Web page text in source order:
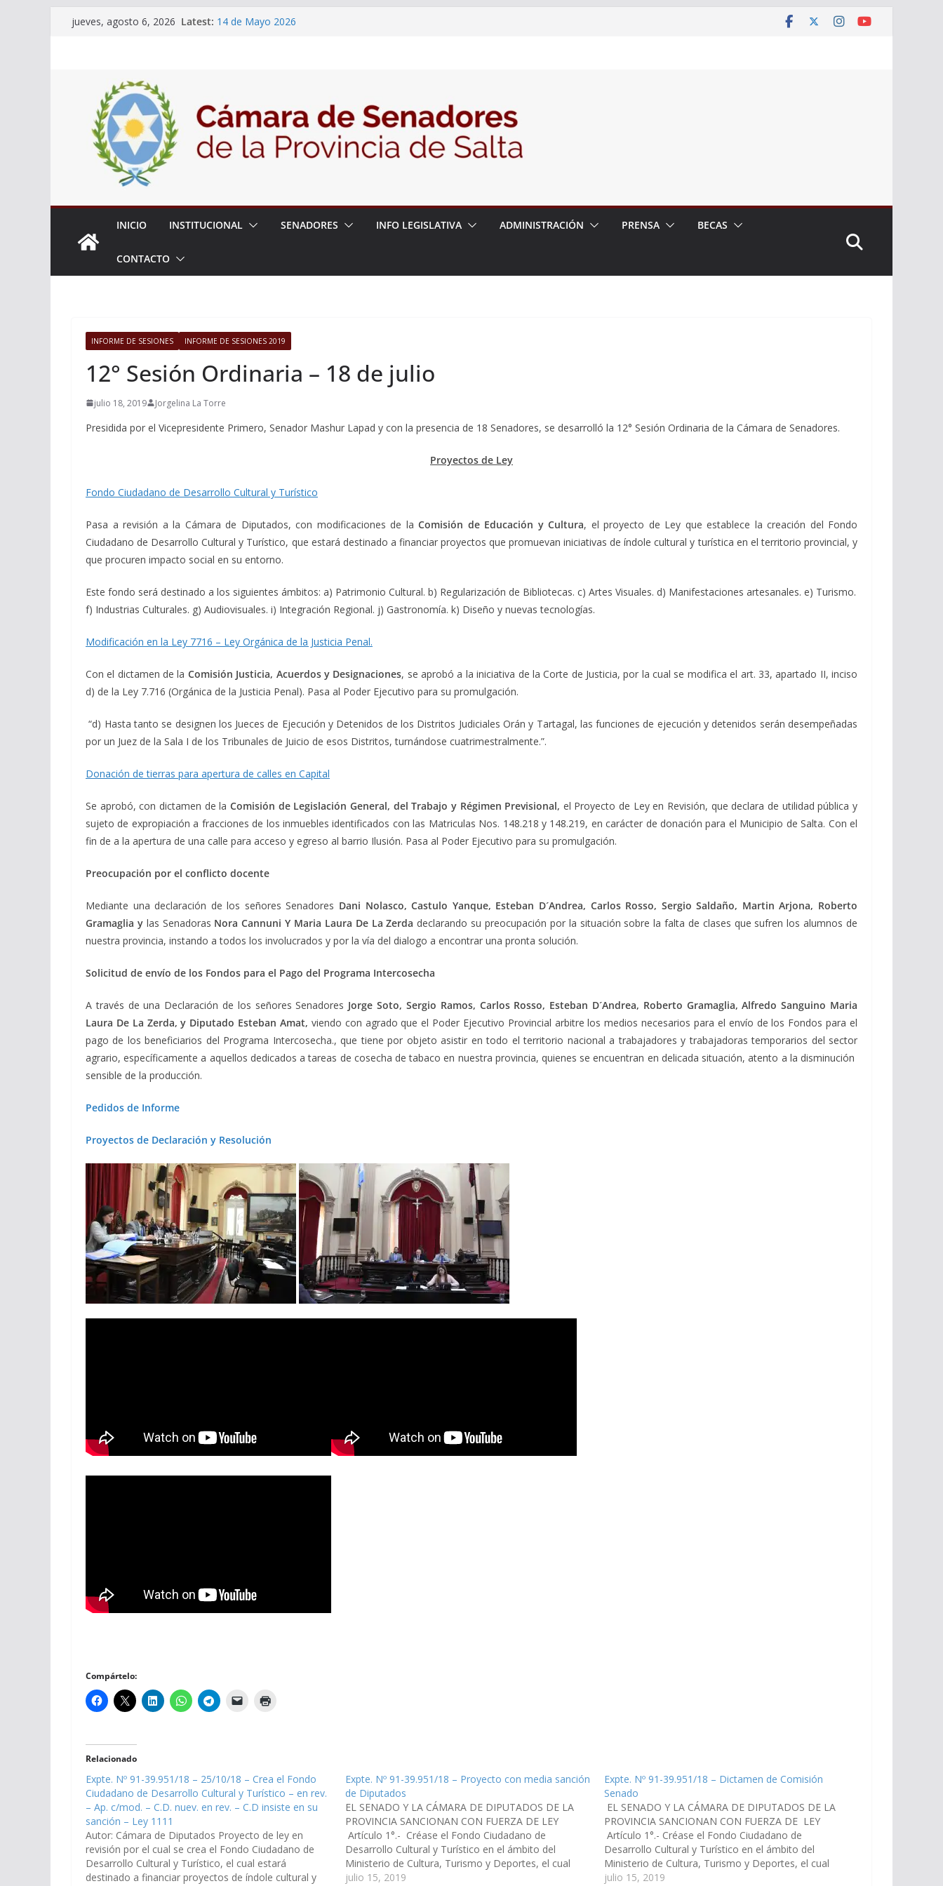
jueves, agosto 6, 2026 Latest: 14 de Mayo 2026
Adjudicacion Simple N° 27/26
INICIO INSTITUCIONAL SENADORES INFO LEGISLATIVA ADMINISTRACIÓN PRENSA BECAS
CONTACTO
INFORME DE SESIONES INFORME DE SESIONES 2019
12° Sesión Ordinaria – 18 de julio
julio 18, 2019 Jorgelina La Torre
Presidida por el Vicepresidente Primero, Senador Mashur Lapad y con la presencia de 18 Senadores, se desarrolló la 12° Sesión Ordinaria de la Cámara de Senadores.
Proyectos de Ley
Fondo Ciudadano de Desarrollo Cultural y Turístico
Pasa a revisión a la Cámara de Diputados, con modificaciones de la Comisión de Educación y Cultura, el proyecto de Ley que establece la creación del Fondo
Ciudadano de Desarrollo Cultural y Turístico, que estará destinado a financiar proyectos que promuevan iniciativas de índole cultural y turística en el territorio provincial, y
que procuren impacto social en su entorno.
Este fondo será destinado a los siguientes ámbitos: a) Patrimonio Cultural. b) Regularización de Bibliotecas. c) Artes Visuales. d) Manifestaciones artesanales. e) Turismo.
f) Industrias Culturales. g) Audiovisuales. i) Integración Regional. j) Gastronomía. k) Diseño y nuevas tecnologías.
Modificación en la Ley 7716 – Ley Orgánica de la Justicia Penal.
Con el dictamen de la Comisión Justicia, Acuerdos y Designaciones, se aprobó a la iniciativa de la Corte de Justicia, por la cual se modifica el art. 33, apartado II, inciso
d) de la Ley 7.716 (Orgánica de la Justicia Penal). Pasa al Poder Ejecutivo para su promulgación.
“d) Hasta tanto se designen los Jueces de Ejecución y Detenidos de los Distritos Judiciales Orán y Tartagal, las funciones de ejecución y detenidos serán desempeñadas
por un Juez de la Sala I de los Tribunales de Juicio de esos Distritos, turnándose cuatrimestralmente.”.
Donación de tierras para apertura de calles en Capital
Se aprobó, con dictamen de la Comisión de Legislación General, del Trabajo y Régimen Previsional, el Proyecto de Ley en Revisión, que declara de utilidad pública y
sujeto de expropiación a fracciones de los inmuebles identificados con las Matriculas Nos. 148.218 y 148.219, en carácter de donación para el Municipio de Salta. Con el
fin de a la apertura de una calle para acceso y egreso al barrio Ilusión. Pasa al Poder Ejecutivo para su promulgación.
Preocupación por el conflicto docente
Mediante una declaración de los señores Senadores Dani Nolasco, Castulo Yanque, Esteban D´Andrea, Carlos Rosso, Sergio Saldaño, Martin Arjona, Roberto
Gramaglia ylas Senadoras Nora Cannuni Y Maria Laura De La Zerda declarando su preocupación por la situación sobre la falta de clases que sufren los alumnos de
nuestra provincia, instando a todos los involucrados y por la vía del dialogo a encontrar una pronta solución.
Solicitud de envío de los Fondos para el Pago del Programa Intercosecha
A través de una Declaración de los señores Senadores Jorge Soto, Sergio Ramos, Carlos Rosso, Esteban D´Andrea, Roberto Gramaglia, Alfredo Sanguino Maria
Laura De La Zerda, y Diputado Esteban Amat, viendo con agrado que el Poder Ejecutivo Provincial arbitre los medios necesarios para el envío de los Fondos para el
pago de los beneficiarios del Programa Intercosecha., que tiene por objeto asistir en todo el territorio nacional a trabajadores y trabajadoras temporarios del sector
agrario, específicamente a aquellos dedicados a tareas de cosecha de tabaco en nuestra provincia, quienes se encuentran en delicada situación, atento a la disminución
sensible de la producción.
Pedidos de Informe
Proyectos de Declaración y Resolución
Compártelo:
Relacionado
Expte. Nº 91-39.951/18 – 25/10/18 – Crea el Fondo
Ciudadano de Desarrollo Cultural y Turístico – en rev.
– Ap. c/mod. – C.D. nuev. en rev. – C.D insiste en su
sanción – Ley 1111
Autor: Cámara de Diputados Proyecto de ley en
revisión por el cual se crea el Fondo Ciudadano de
Desarrollo Cultural y Turístico, el cual estará
destinado a financiar proyectos de índole cultural y
Expte. Nº 91-39.951/18 – Proyecto con media sanción
de Diputados
EL SENADO Y LA CÁMARA DE DIPUTADOS DE LA
PROVINCIA SANCIONAN CON FUERZA DE LEY
Artículo 1°.- Créase el Fondo Ciudadano de
Desarrollo Cultural y Turístico en el ámbito del
Ministerio de Cultura, Turismo y Deportes, el cual
estará destinado a financiar, a través de aportes no
julio 15, 2019
Expte. Nº 91-39.951/18 – Dictamen de Comisión
Senado
EL SENADO Y LA CÁMARA DE DIPUTADOS DE LA
PROVINCIA SANCIONAN CON FUERZA DE LEY
Artículo 1°.- Créase el Fondo Ciudadano de
Desarrollo Cultural y Turístico en el ámbito del
Ministerio de Cultura, Turismo y Deportes, el cual
está destinado a financiar, a través de aportes no
julio 15, 2019